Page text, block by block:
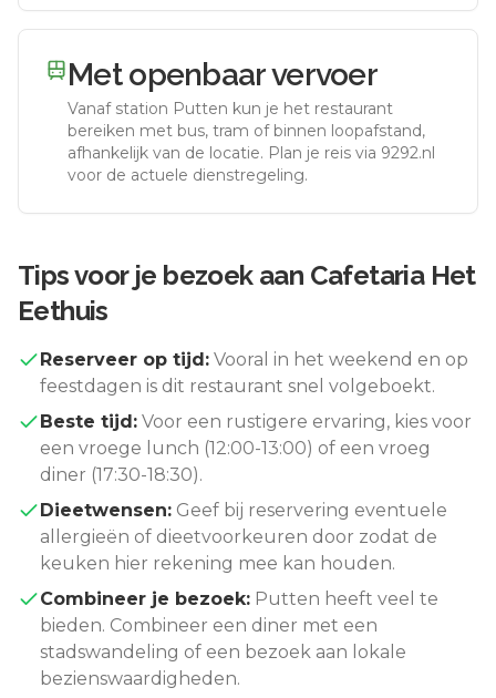
Met openbaar vervoer
Vanaf station Putten kun je het restaurant
bereiken met bus, tram of binnen loopafstand,
afhankelijk van de locatie. Plan je reis via 9292.nl
voor de actuele dienstregeling.
Tips voor je bezoek aan Cafetaria Het
Eethuis
Reserveer op tijd: Vooral in het weekend en op
feestdagen is dit restaurant snel volgeboekt.
Beste tijd: Voor een rustigere ervaring, kies voor
een vroege lunch (12:00-13:00) of een vroeg
diner (17:30-18:30).
Dieetwensen: Geef bij reservering eventuele
allergieën of dieetvoorkeuren door zodat de
keuken hier rekening mee kan houden.
Combineer je bezoek: Putten heeft veel te
bieden. Combineer een diner met een
stadswandeling of een bezoek aan lokale
bezienswaardigheden.